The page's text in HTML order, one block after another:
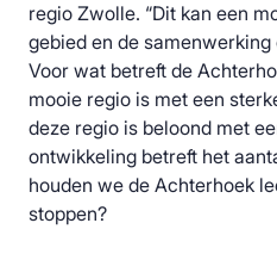
regio Zwolle. “Dit kan een
gebied en de samenwerking
Voor wat betreft de
mooie regio is met een
deze regio is beloond met
ontwikkeling betreft het
houden we de Achterhoek
stoppen?